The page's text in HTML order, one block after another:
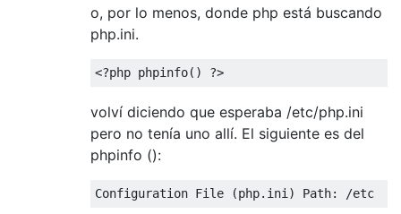
o, por lo menos, donde php está buscando
php.ini.
<?php phpinfo() ?>
volví diciendo que esperaba /etc/php.ini
pero no tenía uno allí. El siguiente es del
phpinfo ():
Configuration File (php. ini ) Path: /etc